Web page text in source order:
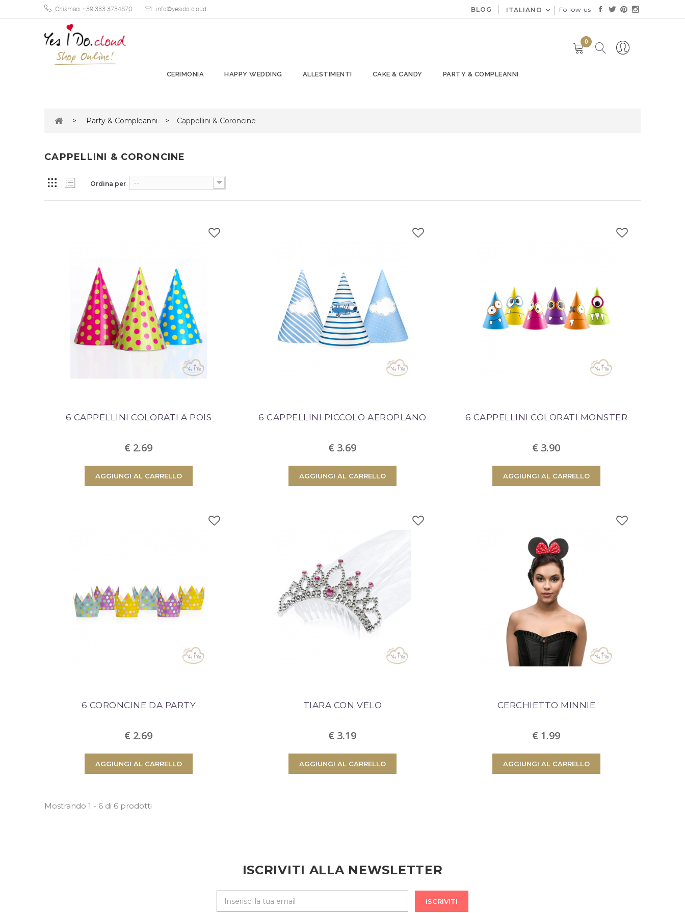
Chiamaci +39 333 3734870 info@yesido.cloud ITALIANO Follow us
BLOG
0
CERIMONIA HAPPY WEDDING ALLESTIMENTI CAKE & CANDY PARTY & COMPLEANNI
> Party & Compleanni > Cappellini & Coroncine
CAPPELLINI & CORONCINE
Ordina per --
6 CAPPELLINI COLORATI A POIS
€ 2.69
AGGIUNGI AL CARRELLO
6 CAPPELLINI PICCOLO AEROPLANO
€ 3.69
AGGIUNGI AL CARRELLO
6 CAPPELLINI COLORATI MONSTER
€ 3.90
AGGIUNGI AL CARRELLO
6 CORONCINE DA PARTY
€ 2.69
AGGIUNGI AL CARRELLO
TIARA CON VELO
€ 3.19
AGGIUNGI AL CARRELLO
CERCHIETTO MINNIE
€ 1.99
AGGIUNGI AL CARRELLO
Mostrando 1 - 6 di 6 prodotti
ISCRIVITI ALLA NEWSLETTER
ISCRIVITI
Prodotto aggiunto al carrello con
Quantità
Totale
Totale prodotti
Totale